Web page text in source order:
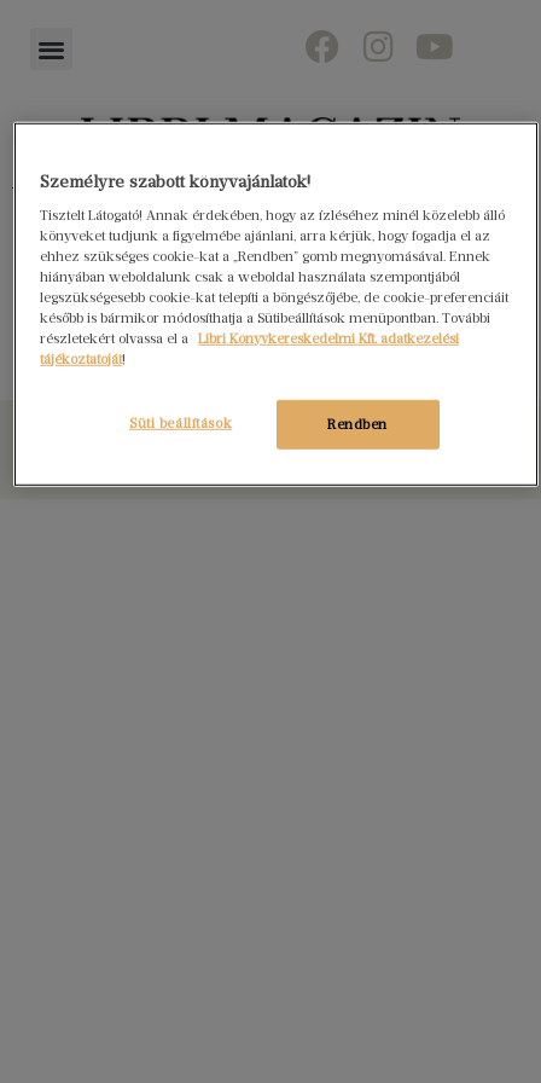
Könyvektől az olvasókig
Fehér fogak
Személyre szabott könyvajánlatok!
Tisztelt Látogató! Annak érdekében, hogy az ízléséhez minél közelebb álló
könyveket tudjunk a figyelmébe ajánlani, arra kérjük, hogy fogadja el az
ehhez szükséges cookie-kat a „Rendben” gomb megnyomásával. Ennek
hiányában weboldalunk csak a weboldal használata szempontjából
legszükségesebb cookie-kat telepíti a böngészőjébe, de cookie-preferenciáit
később is bármikor módosíthatja a Sütibeállítások menüpontban. További
részletekért olvassa el a
Libri Könyvkereskedelmi Kft. adatkezelési
tájékoztatóját!
Rendben
Süti beállítások